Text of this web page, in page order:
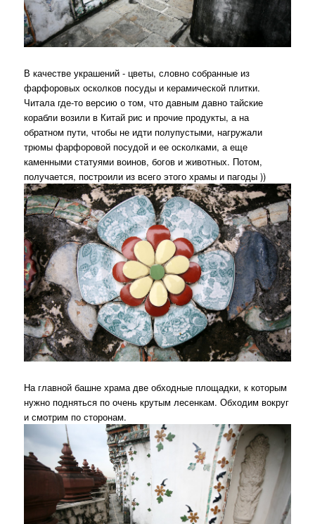
В качестве украшений - цветы, словно собранные из
фарфоровых осколков посуды и керамической плитки.
Читала где-то версию о том, что давным давно тайские
корабли возили в Китай рис и прочие продукты, а на
обратном пути, чтобы не идти полупустыми, нагружали
трюмы фарфоровой посудой и ее осколками, а еще
каменными статуями воинов, богов и животных. Потом,
получается, построили из всего этого храмы и пагоды ))
На главной башне храма две обходные площадки, к которым
нужно подняться по очень крутым лесенкам. Обходим вокруг
и смотрим по сторонам.